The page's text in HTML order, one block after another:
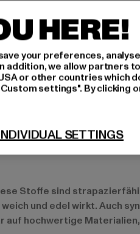
stehen
– zum Beispiel ein
Details für den
einen sexy, aufregenden
wählst, die nicht
Stoffe sind
und edel wirkt. Auch
hochwertige
HERE!
your preferences,
we allow partners
or other countries which
settings". By clicking
SETTINGS